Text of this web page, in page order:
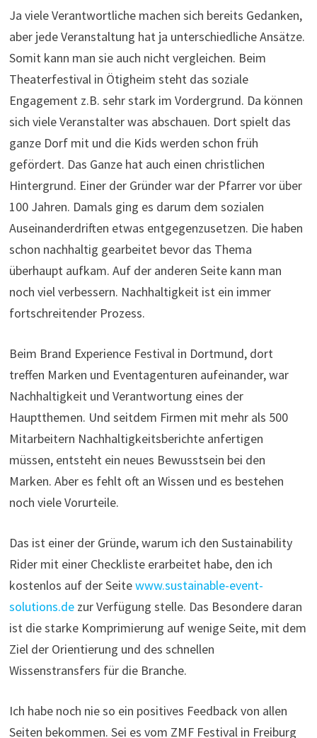
Ja viele Verantwortliche machen sich bereits Gedanken,
aber jede Veranstaltung hat ja unterschiedliche Ansätze.
Somit kann man sie auch nicht vergleichen. Beim
Theaterfestival in Ötigheim steht das soziale
Engagement z.B. sehr stark im Vordergrund. Da können
sich viele Veranstalter was abschauen. Dort spielt das
ganze Dorf mit und die Kids werden schon früh
gefördert. Das Ganze hat auch einen christlichen
Hintergrund. Einer der Gründer war der Pfarrer vor über
100 Jahren. Damals ging es darum dem sozialen
Auseinanderdriften etwas entgegenzusetzen. Die haben
schon nachhaltig gearbeitet bevor das Thema
überhaupt aufkam. Auf der anderen Seite kann man
noch viel verbessern. Nachhaltigkeit ist ein immer
fortschreitender Prozess.
Beim Brand Experience Festival in Dortmund, dort
treffen Marken und Eventagenturen aufeinander, war
Nachhaltigkeit und Verantwortung eines der
Hauptthemen. Und seitdem Firmen mit mehr als 500
Mitarbeitern Nachhaltigkeitsberichte anfertigen
müssen, entsteht ein neues Bewusstsein bei den
Marken. Aber es fehlt oft an Wissen und es bestehen
noch viele Vorurteile.
Das ist einer der Gründe, warum ich den Sustainability
Rider mit einer Checkliste erarbeitet habe, den ich
kostenlos auf der Seitewww.sustainable-event-
solutions.de zur Verfügung stelle. Das Besondere daran
ist die starke Komprimierung auf wenige Seite, mit dem
Ziel der Orientierung und des schnellen
Wissenstransfers für die Branche.
Ich habe noch nie so ein positives Feedback von allen
Seiten bekommen. Sei es vom ZMF Festival in Freiburg